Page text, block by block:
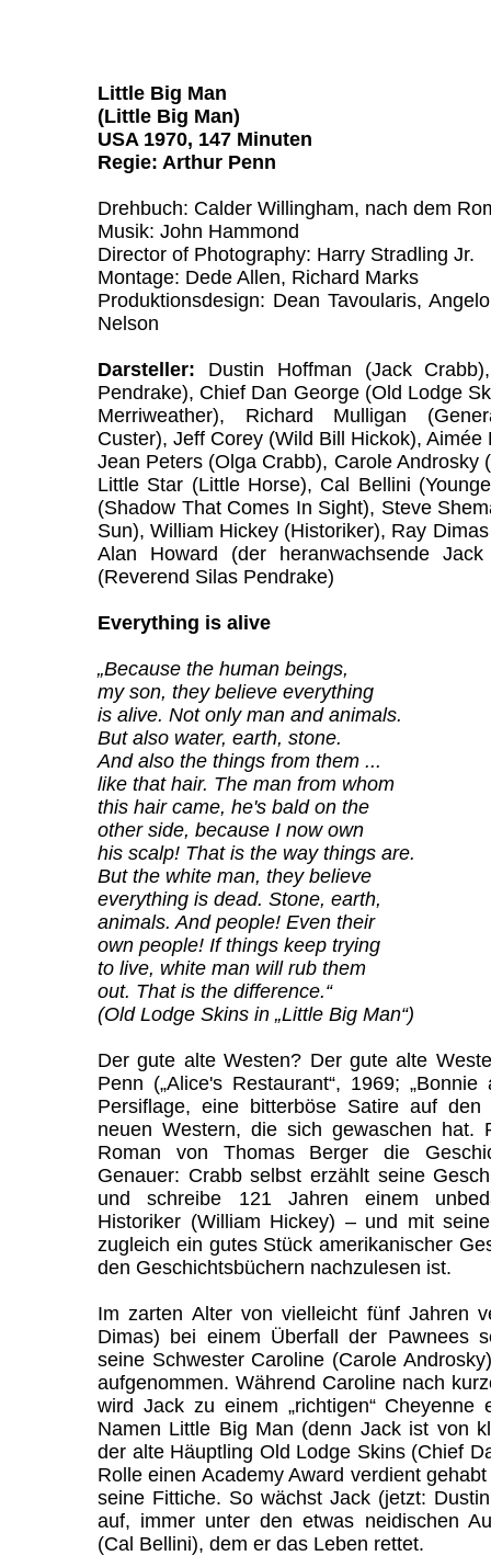
Little Big Man
(Little Big Man)
USA 1970, 147 Minuten
Regie: Arthur Penn
Drehbuch: Calder Willingham, nach dem
Musik: John Hammond
Director of Photography: Harry Stradling Jr.
Montage: Dede Allen, Richard Marks
Produktionsdesign: Dean Tavoularis,
Nelson
Darsteller: Dustin Hoffman (Jack
Pendrake), Chief Dan George (Old Lodge
Merriweather), Richard Mulligan
Custer), Jeff Corey (Wild Bill Hickok),
Jean Peters (Olga Crabb), Carole Androsky
Little Star (Little Horse), Cal Bellini
(Shadow That Comes In Sight), Steve
Sun), William Hickey (Historiker), Ray
Alan Howard (der heranwachsende
(Reverend Silas Pendrake)
Everything is alive
„Because the human beings,
my son, they believe everything
is alive. Not only man and animals.
But also water, earth, stone.
And also the things from them ...
like that hair. The man from whom
this hair came, he's bald on the
other side, because I now own
his scalp! That is the way things are.
But the white man, they believe
everything is dead. Stone, earth,
animals. And people! Even their
own people! If things keep trying
to live, white man will rub them
out. That is the difference.“
(Old Lodge Skins in „Little Big Man“)
Der gute alte Westen? Der gute alte
Penn („Alice's Restaurant“, 1969;
Persiflage, eine bitterböse Satire auf
neuen Western, die sich gewaschen hat.
Roman von Thomas Berger die
Genauer: Crabb selbst erzählt seine
und schreibe 121 Jahren einem
Historiker (William Hickey) – und mit
zugleich ein gutes Stück amerikanischer
den Geschichtsbüchern nachzulesen ist.
Im zarten Alter von vielleicht fünf Jahren
Dimas) bei einem Überfall der Pawnees
seine Schwester Caroline (Carole
aufgenommen. Während Caroline nach
wird Jack zu einem „richtigen“ Cheyenne
Namen Little Big Man (denn Jack ist von
der alte Häuptling Old Lodge Skins (Chief
Rolle einen Academy Award verdient
seine Fittiche. So wächst Jack (jetzt:
auf, immer unter den etwas neidischen
(Cal Bellini), dem er das Leben rettet.